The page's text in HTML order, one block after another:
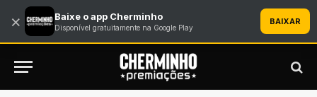
× Baixe o app Cherminho
Disponível gratuitamente na Google Play
BAIXAR